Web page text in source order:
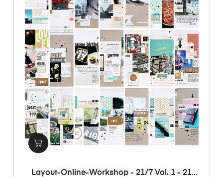
Layout-Online-Workshop - 21/7 Vol. 1 - 21